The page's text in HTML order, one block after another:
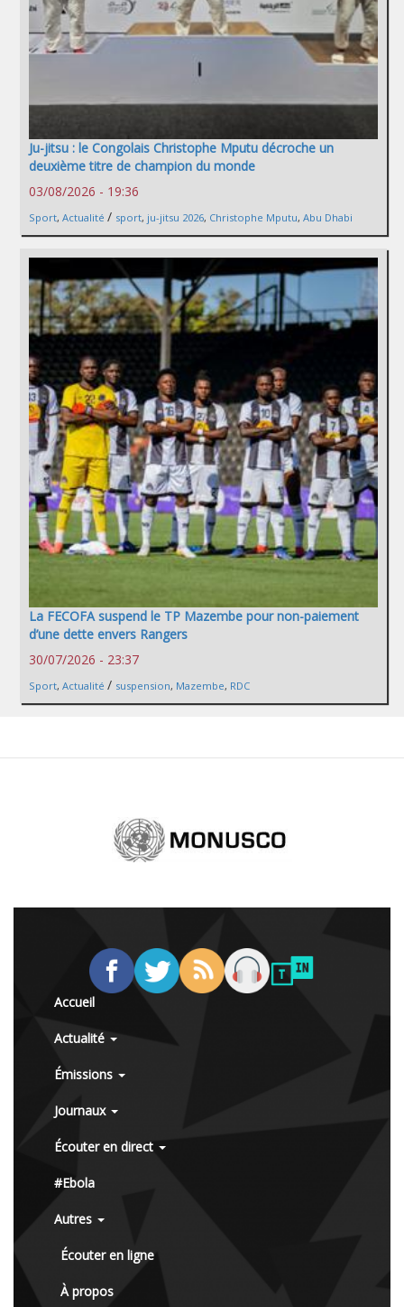
Ju-jitsu : le Congolais Christophe Mputu décroche un
deuxième titre de champion du monde
03/08/2026 - 19:36
Sport, Actualité / sport, ju-jitsu 2026, Christophe Mputu, Abu Dhabi
La FECOFA suspend le TP Mazembe pour non-paiement
d’une dette envers Rangers
30/07/2026 - 23:37
Sport, Actualité / suspension, Mazembe, RDC
Accueil
Actualité
Émissions
Journaux
Écouter en direct
#Ebola
Autres
Écouter en ligne
À propos